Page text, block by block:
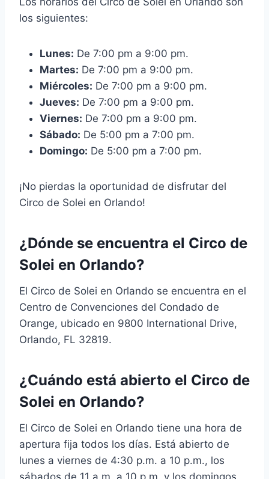
los siguientes:
Lunes: De 7:00 pm a 9:00 pm.
Martes: De 7:00 pm a 9:00 pm.
Miércoles: De 7:00 pm a 9:00 pm.
Jueves: De 7:00 pm a 9:00 pm.
Viernes: De 7:00 pm a 9:00 pm.
Sábado: De 5:00 pm a 7:00 pm.
Domingo: De 5:00 pm a 7:00 pm.
¡No pierdas la oportunidad de disfrutar del
Circo de Solei en Orlando!
¿Dónde se encuentra el Circo de
Solei en Orlando?
El Circo de Solei en Orlando se encuentra en el
Centro de Convenciones del Condado de
Orange, ubicado en 9800 International Drive,
Orlando, FL 32819.
¿Cuándo está abierto el Circo de
Solei en Orlando?
El Circo de Solei en Orlando tiene una hora de
apertura fija todos los días. Está abierto de
lunes a viernes de 4:30 p.m. a 10 p.m., los
sábados de 11 a.m. a 10 p.m. y los domingos